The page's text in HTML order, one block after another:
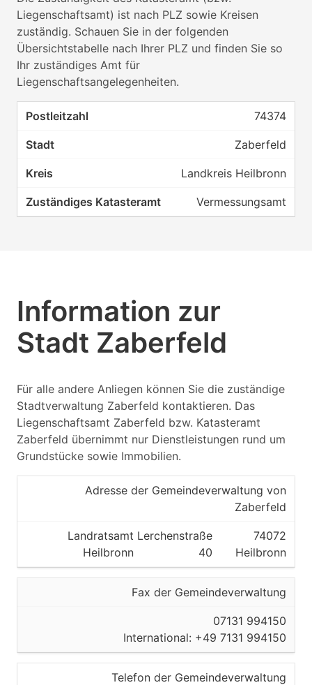
Liegenschaftsamt) ist nach PLZ sowie Kreisen
zuständig. Schauen Sie in der folgenden
Übersichtstabelle nach Ihrer PLZ und finden Sie so
Ihr zuständiges Amt für
Liegenschaftsangelegenheiten.
74374
Zaberfeld
Landkreis Heilbronn
Vermessungsamt
Information zur
Stadt Zaberfeld
Für alle andere Anliegen können Sie die zuständige
Stadtverwaltung Zaberfeld kontaktieren. Das
Liegenschaftsamt Zaberfeld bzw. Katasteramt
Zaberfeld übernimmt nur Dienstleistungen rund um
Grundstücke sowie Immobilien.
Adresse der Gemeindeverwaltung von
Zaberfeld
Landratsamt
Heilbronn
Lerchenstraße
40
74072
Heilbronn
Fax der Gemeindeverwaltung
07131 994150
International: +49 7131 994150
Telefon der Gemeindeverwaltung